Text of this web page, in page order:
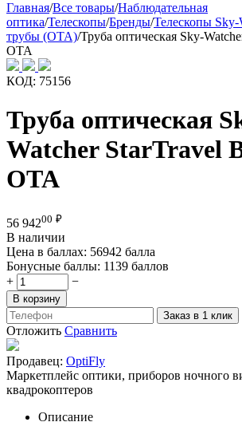
Главная/Все товары/Наблюдательная
оптика/Телескопы/Бренды/Телескопы Sky-
трубы (OTA)/Труба оптическая Sky-
OTA
КОД: 75156
Труба оптическая
Watcher StarTravel
OTA
56 94200 ₽
В наличии
Цена в баллах: 56942 балла
Бонусные баллы: 1139 баллов
+
−
В корзину
Заказ в 1 клик
Отложить Сравнить
Продавец: OptiFly
Маркетплейс оптики, приборов ночного
квадрокоптеров
Описание